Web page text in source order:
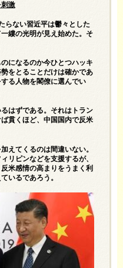
刺激
らない習近平は鬱々とした
縷の光明が見え始めた。そ
になるのか今ひとつハッキ
をとることだけは確かであ
る人物を閣僚に選んでい
はずである。それはトラン
貫くほど、中国国内で反米
えてくるのは間違いない。
リピンなどを支援するが、
米感情の高まりをうまく利
いるであろう。